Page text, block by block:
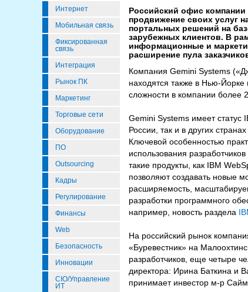
Интернет
Мобильная связь
Фиксированная
связь
Интеграция
Рынок ПК
Маркетинг
Торговые сети
Оборудование
ПО
Outsourcing
Кадры
Регулирование
Финансы
Web
Безопасность
Инновации
CIO/Управление
ИТ
Российский офис компании
продвижение своих услуг
портальных решений на
зарубежных клиентов. В
информационные и
расширение пула
Компания Gemini Systems
находятся также в Нью-
сложности в компании более
Gemini Systems имеет статус
России, так и в других
Ключевой особенностью
использования
такие продукты, как IBM
позволяют создавать новые
расширяемость,
разработки программного
например, новость раздела
На российский рынок
«Буревестник» на
разработчиков, еще четыре
директора: Ирина Баткина и
принимает инвестор м-р